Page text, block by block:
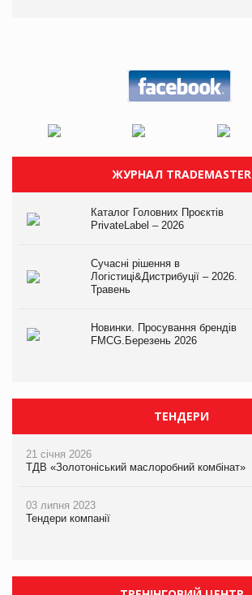
ЖУРНАЛ TRADEMASTER
Каталог Головних Проєктів
PrivateLabel – 2026
Сучасні рішення в
Логістиці&Дистрибуції – 2026.
Травень
Новинки. Просування брендів
FMCG.Березень 2026
ТЕНДЕРИ
21 січня 2026
ТДВ «Золотоніський маслоробний комбінат»
03 липня 2023
Тендери компанії